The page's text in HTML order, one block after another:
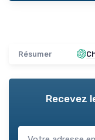
Résumer
Recevez